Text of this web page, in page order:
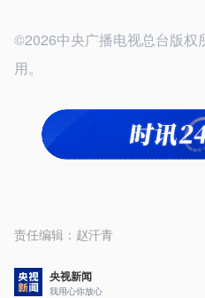
©2026中央广播电视总台版权
用。
责任编辑： 赵汗青
央视新闻
我用心你放心